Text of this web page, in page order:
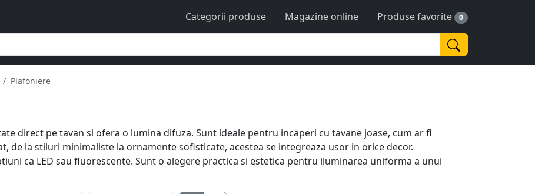
Categorii produse Magazine online Produse favorite 0
Plafoniere
direct pe tavan si ofera o lumina difuza. Sunt ideale pentru incaperi cu tavane joase, cum ar fi
de la stiluri minimaliste la ornamente sofisticate, acestea se integreaza usor in orice decor.
ca LED sau fluorescente. Sunt o alegere practica si estetica pentru iluminarea uniforma a unui